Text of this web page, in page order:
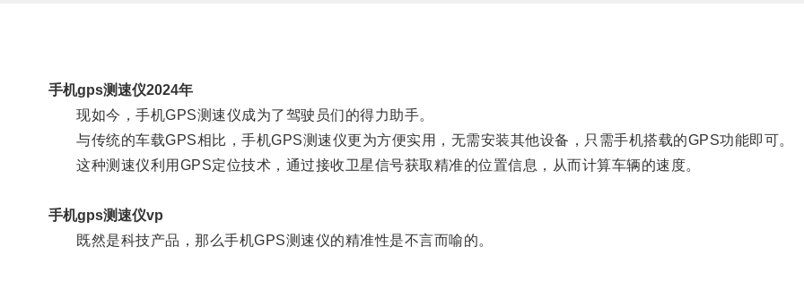
手机gps测速仪2024年
现如今，手机GPS测速仪成为了驾驶员们的得力助手。
与传统的车载GPS相比，手机GPS测速仪更为方便实用，无需安装其他设备，只需手机搭载的GPS功能即可。
这种测速仪利用GPS定位技术，通过接收卫星信号获取精准的位置信息，从而计算车辆的速度。
手机gps测速仪vp
既然是科技产品，那么手机GPS测速仪的精准性是不言而喻的。